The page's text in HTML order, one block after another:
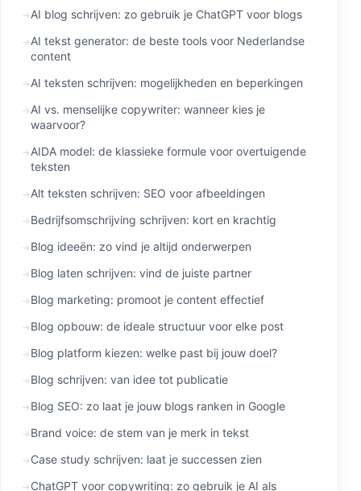
AI blog schrijven: zo gebruik je ChatGPT voor blogs
AI tekst generator: de beste tools voor Nederlandse
content
AI teksten schrijven: mogelijkheden en beperkingen
AI vs. menselijke copywriter: wanneer kies je
waarvoor?
AIDA model: de klassieke formule voor overtuigende
teksten
Alt teksten schrijven: SEO voor afbeeldingen
Bedrijfsomschrijving schrijven: kort en krachtig
Blog ideeën: zo vind je altijd onderwerpen
Blog laten schrijven: vind de juiste partner
Blog marketing: promoot je content effectief
Blog opbouw: de ideale structuur voor elke post
Blog platform kiezen: welke past bij jouw doel?
Blog schrijven: van idee tot publicatie
Blog SEO: zo laat je jouw blogs ranken in Google
Brand voice: de stem van je merk in tekst
Case study schrijven: laat je successen zien
ChatGPT voor copywriting: zo gebruik je AI als